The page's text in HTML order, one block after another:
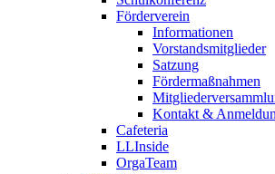
Förderverein
Informationen
Vorstandsmitglieder
Satzung
Fördermaßnahmen
Kontakt &
Cafeteria
LLInside
OrgaTeam